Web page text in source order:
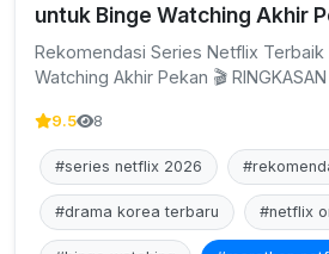
untuk Binge Watching Akhir
Rekomendasi Series Netflix Terbaik
Watching Akhir Pekan 🎬
9.5 8
#series netflix 2026
#drama korea terbaru #netflix